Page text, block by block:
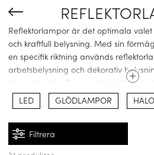
Reflektorlampor är det optimala
och kraftfull belysning. Med sin
en specifik riktning används
arbetsbelysning och dekorativ
är avgörande. Deras mångsidighet
både hem och professionella miljöer.
LED GLÖDLAMPOR
Filtrera